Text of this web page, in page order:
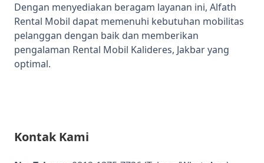
Dengan menyediakan beragam layanan ini, Alfath
Rental Mobil dapat memenuhi kebutuhan mobilitas
pelanggan dengan baik dan memberikan
pengalaman Rental Mobil Kalideres, Jakbar yang
optimal.
Kontak Kami